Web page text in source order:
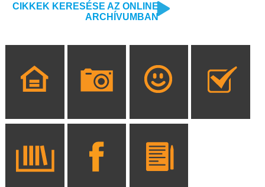
CIKKEK KERESÉSE AZ ONLINE
ARCHÍVUMBAN